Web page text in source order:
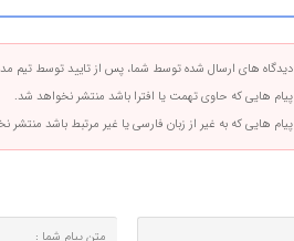
دیدگاه های ارسال شده توسط شما، پس از تایید توسط تیم
پیام هایی که حاوی تهمت یا افترا باشد منتشر نخواهد شد.
پیام هایی که به غیر از زبان فارسی یا غیر مرتبط باشد منتشر